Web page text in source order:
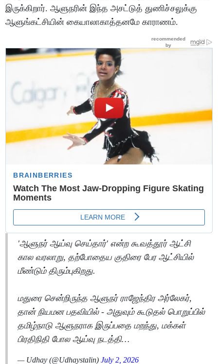
இருக்கிறார். ஆளுநரின் இந்த அசட்டுத் துணிச்சலுக்கு
ஆளுங்கட்சியின் கையாலாகாத்தனமே காராணம்.
'ஆளுநர் ஆய்வு செய்தார்' என்ற கூவத்தூர் ஆட்சி
கால வரலாறு, தற்போதைய குதிரை பேர ஆட்சியில்
மீண்டும் திரும்புகிறது.
மதுரை சென்றிருந்த ஆளுநர் ராஜேந்திர அர்லேகர்,
தான் நியமன பதவியில் - அதுவும் கூடுதல் பொறுப்பில்
தமிழ்நாடு ஆளுநராக இருப்பதை மறந்து, மக்கள்
பிரதிநிதி போல ஆய்வு நடத்தி…
— Udhay (@Udhaystalin)July 2, 2026